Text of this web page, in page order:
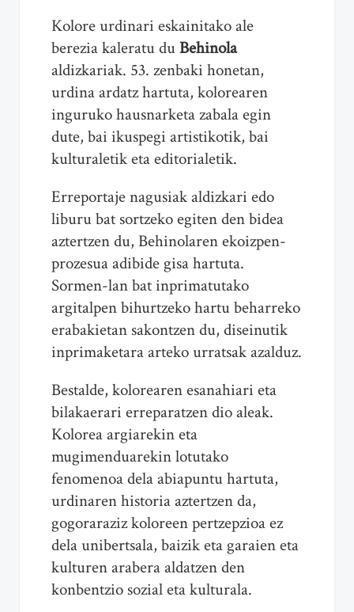
Kolore urdinari eskainitako ale
berezia kaleratu duBehinola
aldizkariak. 53. zenbaki honetan,
urdina ardatz hartuta, kolorearen
inguruko hausnarketa zabala egin
dute, bai ikuspegi artistikotik, bai
kulturaletik eta editorialetik.
Erreportaje nagusiak aldizkari edo
liburu bat sortzeko egiten den bidea
aztertzen du, Behinolaren ekoizpen-
prozesua adibide gisa hartuta.
Sormen-lan bat inprimatutako
argitalpen bihurtzeko hartu beharreko
erabakietan sakontzen du, diseinutik
inprimaketara arteko urratsak azalduz.
Bestalde, kolorearen esanahiari eta
bilakaerari erreparatzen dio aleak.
Kolorea argiarekin eta
mugimenduarekin lotutako
fenomenoa dela abiapuntu hartuta,
urdinaren historia aztertzen da,
gogoraraziz koloreen pertzepzioa ez
dela unibertsala, baizik eta garaien eta
kulturen arabera aldatzen den
konbentzio sozial eta kulturala.